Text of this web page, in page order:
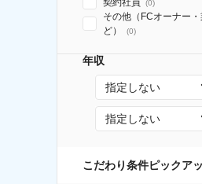
契約社員 (0)
その他（FCオーナー
ど）
(0)
年収
指定しない
指定しない
こだわり条件ピックア